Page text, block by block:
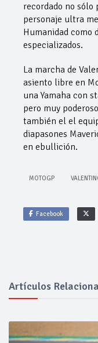
recordado no
personaje ultra
Humanidad como
especializados.
La marcha de
asiento libre en
una Yamaha con
pero muy
también el el
diapasones
en ebullición.
MOTOGP
Facebook
Artículos